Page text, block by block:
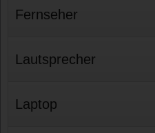
Fernseher
Lautsprecher
Laptop